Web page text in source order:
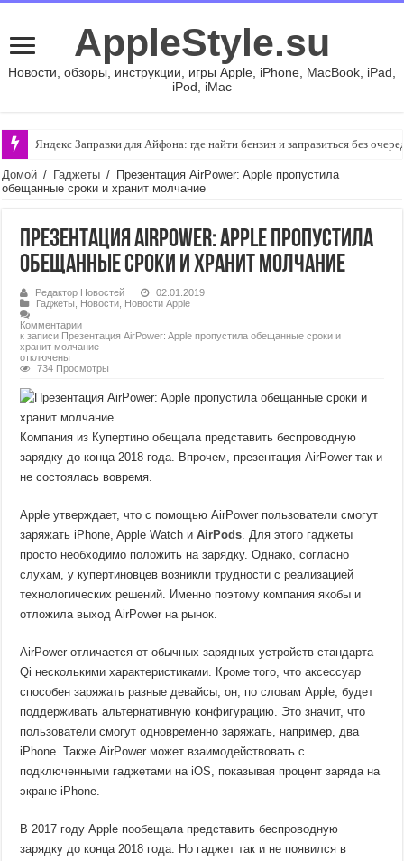
AppleStyle.su
Новости, обзоры, инструкции, игры Apple, iPhone, MacBook, iPad,
iPod, iMac
Яндекс Заправки для Айфона: где найти бензин и заправиться без
Домой / Гаджеты / Презентация AirPower: Apple пропустила
обещанные сроки и хранит молчание
Презентация AirPower: Apple пропустила
обещанные сроки и хранит молчание
Редактор Новостей
02.01.2019
Гаджеты
Новости Новости Apple
Комментарии
к записи Презентация AirPower: Apple пропустила обещанные сроки и
хранит молчание
отключены
734 Просмотры
Компания из Купертино обещала представить беспроводную
зарядку до конца 2018 года. Впрочем, презентация AirPower так и
не состоялась вовремя.
Apple утверждает, что с помощью AirPower пользователи смогут
заряжать iPhone, Apple Watch иAirPods. Для этого гаджеты
просто необходимо положить на зарядку. Однако, согласно
слухам, у купертиновцев возникли трудности с реализацией
технологических решений. Именно поэтому компания якобы и
отложила выход AirPower на рынок.
AirPower отличается от обычных зарядных устройств стандарта
Qi несколькими характеристиками. Кроме того, что аксессуар
способен заряжать разные девайсы, он, по словам Apple, будет
поддерживать альтернативную конфигурацию. Это значит, что
пользователи смогут одновременно заряжать, например, два
iPhone. Также AirPower может взаимодействовать с
подключенными гаджетами на iOS, показывая процент заряда на
экране iPhone.
В 2017 году Apple пообещала представить беспроводную
зарядку до конца 2018 года. Но гаджет так и не появился в